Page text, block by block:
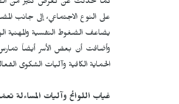
كما تحدثت عن تعرض كثير من
على النوع الاجتماعي، إلى جانب
يضاعف الضغوط النفسية والمهنية
وأضافت أن بعض الأسر أيضاً
الحماية الكافية وآليات الشكوى
غياب اللوائح وآليات المساءلة